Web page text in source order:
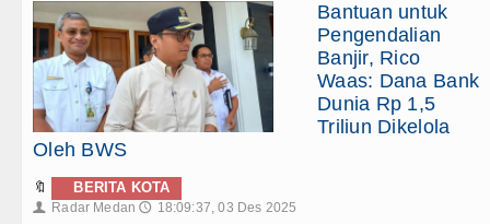
Bantuan untuk
Pengendalian
Banjir, Rico
Waas: Dana Bank
Dunia Rp 1,5
Triliun Dikelola
Oleh BWS
🔖 BERITA KOTA
👤 Radar Medan 🕔 18:09:37, 03 Des 2025